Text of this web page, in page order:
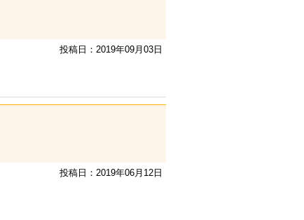
投稿日：2019年09月03日
投稿日：2019年06月12日